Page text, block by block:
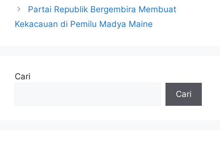
Partai Republik Bergembira Membuat
Kekacauan di Pemilu Madya Maine
Cari
Cari